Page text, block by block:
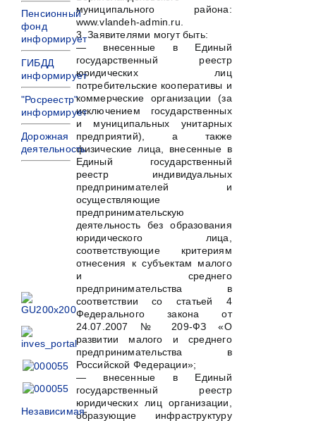
муниципального района:
www.vlandeh-admin.ru.
3. Заявителями могут быть:
— внесенные в Единый
государственный реестр
юридических лиц
потребительcкие кооперативы и
коммерческие организации (за
исключением государственных
и муниципальных унитарных
предприятий), а также
физические лица, внесенные в
Единый государственный
реестр индивидуальных
предпринимателей и
осуществляющие
предпринимательскую
деятельность без образования
юридического лица,
соответствующие критериям
отнесения к субъектам малого
и среднего
предпринимательства в
соответствии со статьей 4
Федерального закона от
24.07.2007 № 209-ФЗ «О
развитии малого и среднего
предпринимательства в
Российской Федерации»;
— внесенные в Единый
государственный реестр
юридических лиц организации,
образующие инфраструктуру
Пенсионный
фонд
информирует
ГИБДД
информирует
"Росреестр"
информирует
Дорожная
деятельность
Независимая